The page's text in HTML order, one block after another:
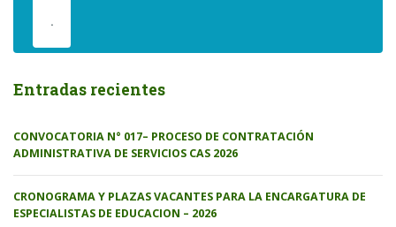
.
Entradas recientes
CONVOCATORIA N° 017– PROCESO DE CONTRATACIÓN
ADMINISTRATIVA DE SERVICIOS CAS 2026
CRONOGRAMA Y PLAZAS VACANTES PARA LA ENCARGATURA DE
ESPECIALISTAS DE EDUCACION – 2026